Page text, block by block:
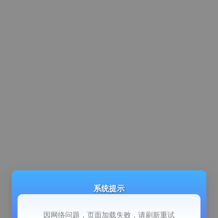
系统提示
因网络问题，页面加载失败，请刷新重试